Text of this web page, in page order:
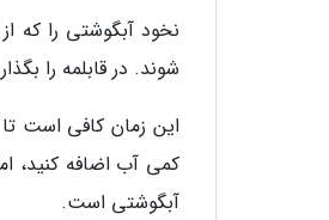
نخود آبگوشتی را که
شوند. در قابلمه را
این زمان کافی است
کمی آب اضافه کنید،
آبگوشتی است.